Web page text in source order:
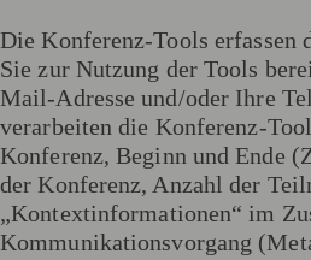
Die Konferenz-Tools erfassen
Sie zur Nutzung der Tools
Mail-Adresse und/oder Ihre
verarbeiten die Konferenz-
Konferenz, Beginn und Ende
der Konferenz, Anzahl der
„Kontextinformationen“ im
Kommunikationsvorgang